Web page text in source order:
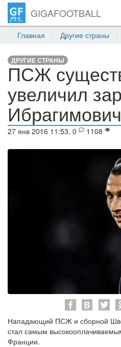
GIGAFOOTBALL
Главная Другие страны
ДРУГИЕ СТРАНЫ
ПСЖ
увеличил
27 янв 2016 11:53, 0 1108
Нападающий ПСЖ и сборной
стал самым
Франции.